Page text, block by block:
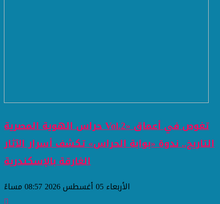
حراس الهوية المصرية Vol.2» تغوص في أعماق
التاريخ.. ندوة «بوابة الحراس» تكشف أسرار الآثار
الغارقة بالإسكندرية
الأربعاء 05 أغسطس 2026 08:57 مساءً